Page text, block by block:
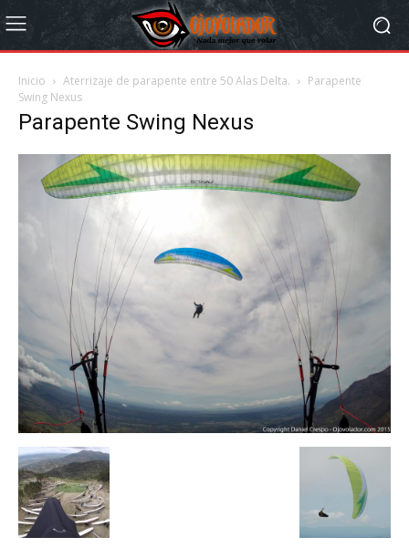
Inicio Aterrizaje de parapente entre 50 Alas Delta.
Parapente
Swing Nexus
Parapente Swing Nexus